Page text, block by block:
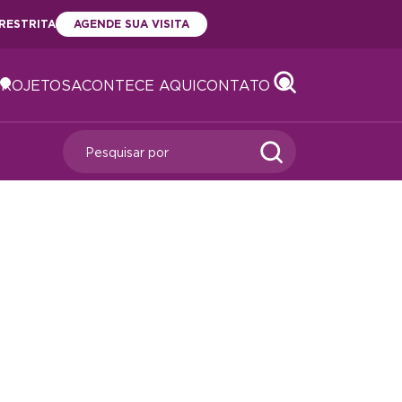
AGENDE SUA VISITA
Abrir ACONTECE AQUICONTATO Abrir